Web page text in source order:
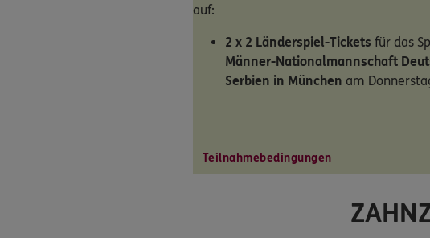
auf:
2 x 2 Länderspiel-Tickets für das
Männer-Nationalmannschaft
Serbien in München am
Teilnahmebedingungen